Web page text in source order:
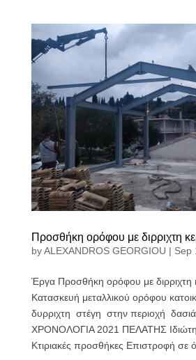
Προσθήκη ορόφου με διρριχτη
byALEXANDROS GEORGIOU | Sep
Έργα Προσθήκη ορόφου με διρριχτη
Κατασκευή μεταλλικού ορόφου
δυρριχτη στέγη στην περιοχή
ΧΡΟΝΟΛΟΓΙΑ 2021 ΠΕΛΑΤΗΣ
Κτιριακές προσθήκες Επιστροφή σε